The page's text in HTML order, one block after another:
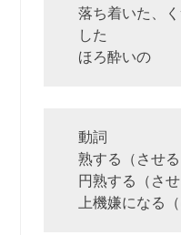
落ち着いた、
した
ほろ酔いの
動詞
熟する（させる
円熟する（させ
上機嫌になる